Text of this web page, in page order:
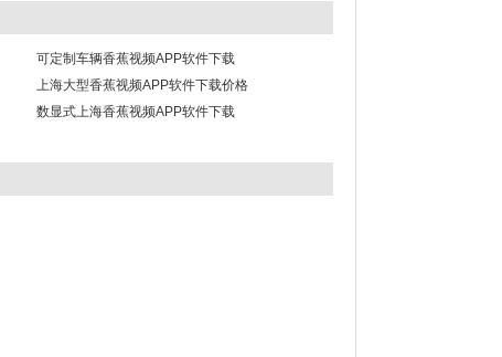
可定制车辆香蕉视频APP软件下载
上海大型香蕉视频APP软件下载价格
数显式上海香蕉视频APP软件下载